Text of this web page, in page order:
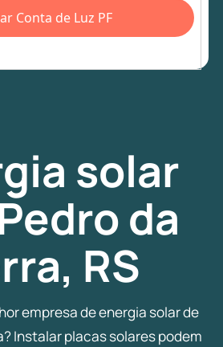
Conta de Luz PF
solar
da
RS
empresa de energia solar de
Instalar placas solares podem